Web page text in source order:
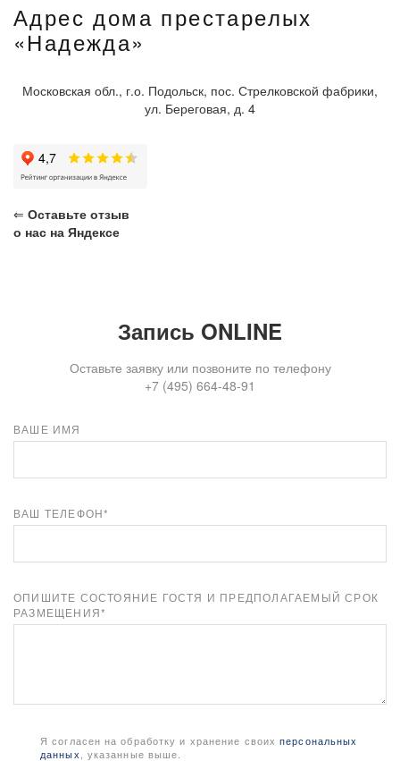
Адрес дома престарелых
«Надежда»
Московская обл., г.о. Подольск, пос. Стрелковской фабрики,
ул. Береговая, д. 4
⇐ Оставьте отзыв
о нас на Яндексе
Запись ONLINE
Оставьте заявку или позвоните по телефону
+7 (495) 664-48-91
ВАШЕ ИМЯ
ВАШ ТЕЛЕФОН*
ОПИШИТЕ СОСТОЯНИЕ ГОСТЯ И ПРЕДПОЛАГАЕМЫЙ СРОК
РАЗМЕЩЕНИЯ*
Я согласен на обработку и хранение своихперсональных
данных
, указанные выше.